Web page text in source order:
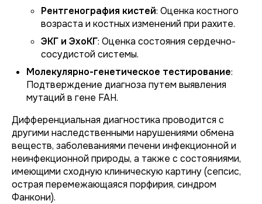
Рентгенография кистей: Оценка костного
возраста и костных изменений при рахите.
ЭКГ и ЭхоКГ: Оценка состояния сердечно-
сосудистой системы.
Молекулярно-генетическое тестирование:
Подтверждение диагноза путем выявления
мутаций в гене FAH.
Дифференциальная диагностика проводится с
другими наследственными нарушениями обмена
веществ, заболеваниями печени инфекционной и
неинфекционной природы, а также с состояниями,
имеющими сходную клиническую картину (сепсис,
острая перемежающаяся порфирия, синдром
Фанкони).